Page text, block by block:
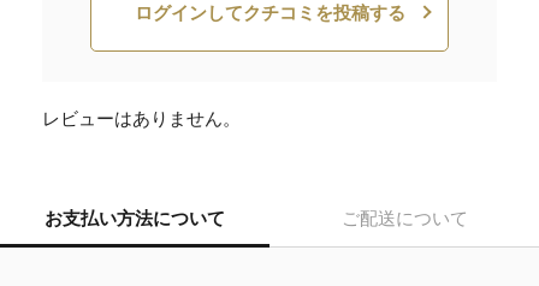
ログインしてクチコミを投稿する
レビューはありません。
お支払い方法について ご配送について